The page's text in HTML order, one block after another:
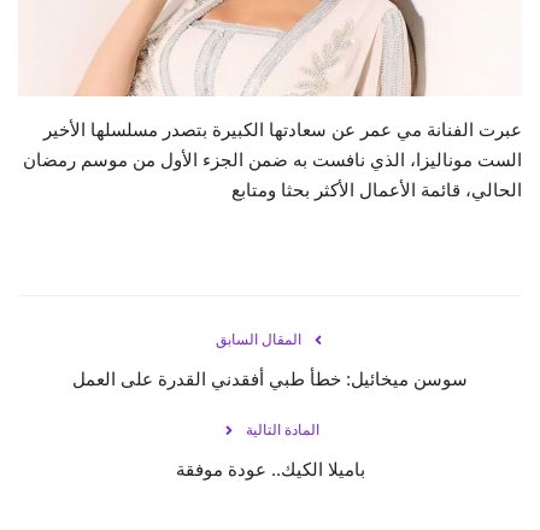
عبرت الفنانة مي عمر عن سعادتها الكبيرة بتصدر مسلسلها الأخير
الست موناليزا، الذي نافست به ضمن الجزء الأول من موسم رمضان
الحالي، قائمة الأعمال الأكثر بحثا ومتابع
المقال السابق
سوسن ميخائيل: خطأ طبي أفقدني القدرة على العمل
المادة التالية
باميلا الكيك.. عودة موفقة